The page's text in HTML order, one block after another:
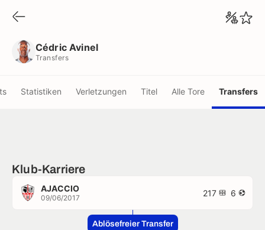
Cédric Avinel
Transfers
Statistiken Verletzungen Titel Alle Tore Transfers
Klub-Karriere
AJACCIO
09/06/2017 217 6
Ablösefreier Transfer